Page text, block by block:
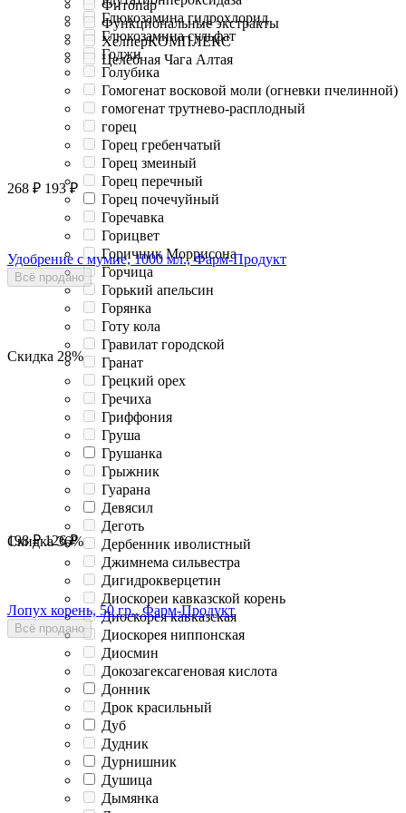
Глюкозамина гидрохлорид
Глюкозамина сульфат
Годжи
Голубика
Гомогенат восковой моли (огневки пчелинной)
гомогенат трутнево-расплодный
горец
Горец гребенчатый
Горец змеиный
Горец перечный
Горец почечуйный
Горечавка
Горицвет
Горичник Моррисона
Горчица
Горький апельсин
Горянка
Готу кола
Гравилат городской
Гранат
Грецкий орех
Гречиха
Гриффония
Груша
Грушанка
Грыжник
Гуарана
Девясил
Деготь
Дербенник иволистный
Джимнема сильвестра
Дигидрокверцетин
Диоскореи кавказской корень
Диоскорея кавказская
Диоскорея ниппонская
Диосмин
Докозагексагеновая кислота
Донник
Дрок красильный
Дуб
Дудник
Дурнишник
Душица
Дымянка
Фитопар
Функциональные экстракты
ХелперКОМПЛЕКС
Целебная Чага Алтая
Скидка 28%
268 ₽ 193 ₽
Удобрение с мумие, 1000 мл., Фарм-Продукт
Всё продано
Скидка36%
198 ₽ 126 ₽
Лопух корень, 50 гр., Фарм-Продукт
Всё продано